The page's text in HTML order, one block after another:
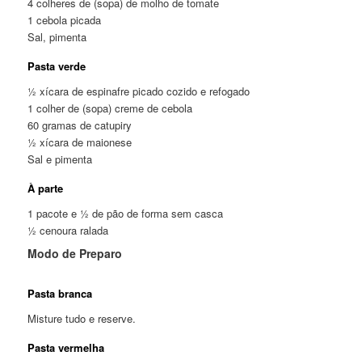
1 cebola picada
Sal, pimenta
Pasta verde
½ xícara de espinafre picado cozido e refogado
1 colher de (sopa) creme de cebola
60 gramas de catupiry
½ xícara de maionese
Sal e pimenta
À parte
1 pacote e ½ de pão de forma sem casca
½ cenoura ralada
Modo de Preparo
Pasta branca
Misture tudo e reserve.
Pasta vermelha